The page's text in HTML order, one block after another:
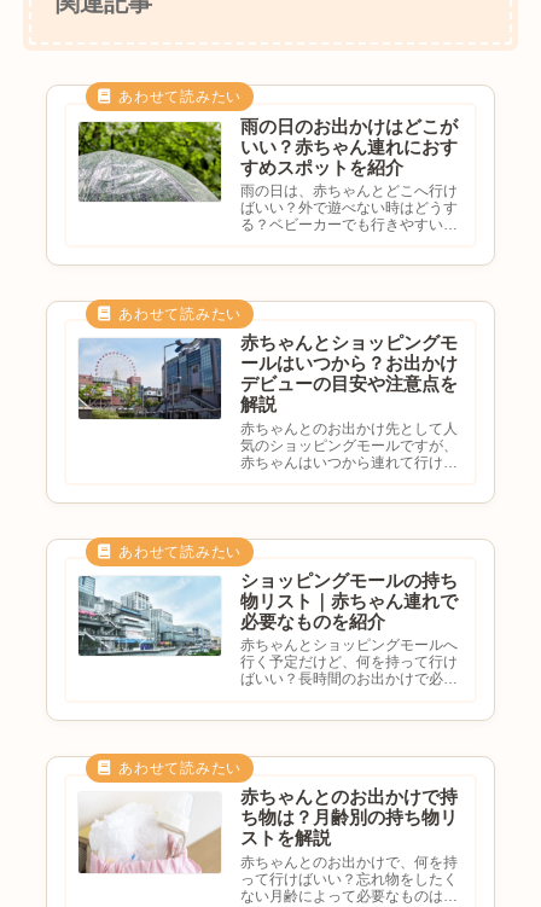
雨の日のお出かけはどこが
いい？赤ちゃん連れにおす
すめスポットを紹介
雨の日は、赤ちゃんとどこへ行け
ばいい？外で遊べない時はどうす
る？ベビーカーでも行きやすい場
受けにくい場所を選ぶことが大
切...
赤ちゃんとショッピングモ
ールはいつから？お出かけ
デビューの目安や注意点を
解説
赤ちゃんとのお出かけ先として人
気のショッピングモールですが、
赤ちゃんはいつから連れて行け
グモールは授乳室やおむつ替えス
ペ...
ショッピングモールの持ち
物リスト｜赤ちゃん連れで
必要なものを紹介
赤ちゃんとショッピングモールへ
行く予定だけど、何を持って行け
ばいい？長時間のお出かけで必要
すが、赤ちゃん連れでは事前準
備...
赤ちゃんとのお出かけで持
ち物は？月齢別の持ち物リ
ストを解説
赤ちゃんとのお出かけで、何を持
って行けばいい？忘れ物をしたく
ない月齢によって必要なものは違